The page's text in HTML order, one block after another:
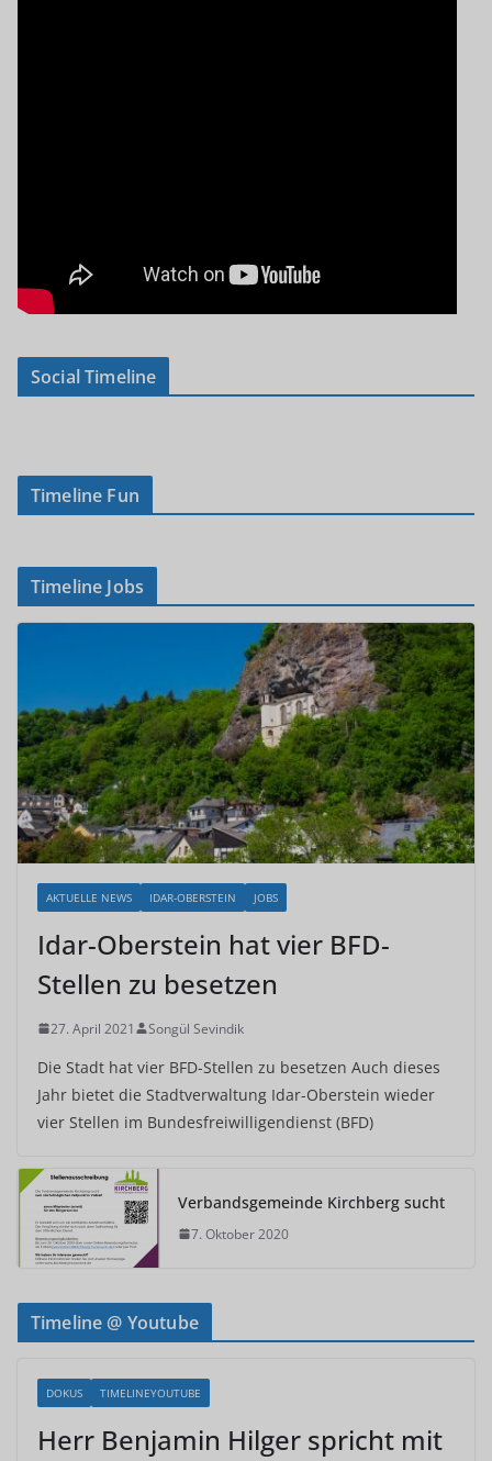
Social Timeline
Timeline Fun
Timeline Jobs
AKTUELLE NEWS IDAR-OBERSTEIN JOBS
Idar-Oberstein hat vier BFD-
Stellen zu besetzen
27. April 2021 Songül Sevindik
Die Stadt hat vier BFD-Stellen zu besetzen Auch dieses
Jahr bietet die Stadtverwaltung Idar-Oberstein wieder
vier Stellen im Bundesfreiwilligendienst (BFD)
Verbandsgemeinde Kirchberg sucht
7. Oktober 2020
Timeline @ Youtube
DOKUS TIMELINEYOUTUBE
Herr Benjamin Hilger spricht mit